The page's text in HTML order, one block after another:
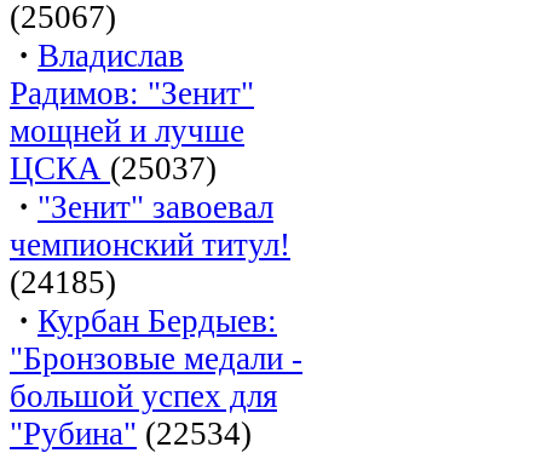
(25067)
· Владислав
Радимов: "Зенит"
мощней и лучше
ЦСКА (25037)
· "Зенит" завоевал
чемпионский титул!
(24185)
· Курбан Бердыев:
"Бронзовые медали -
большой успех для
"Рубина" (22534)